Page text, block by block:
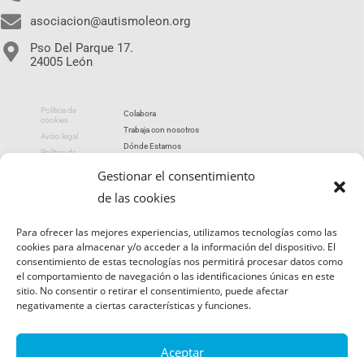
Gestionar el consentimiento
de las cookies
Para ofrecer las mejores experiencias, utilizamos tecnologías como las
cookies para almacenar y/o acceder a la información del dispositivo. El
consentimiento de estas tecnologías nos permitirá procesar datos como
el comportamiento de navegación o las identificaciones únicas en este
sitio. No consentir o retirar el consentimiento, puede afectar
negativamente a ciertas características y funciones.
Aceptar
asociacion@autismoleon.org
Pso Del Parque 17.
24005 León
Política de
cookies
Aviso legal
Política de
Colabora
Trabaja con nosotros
Dónde Estamos